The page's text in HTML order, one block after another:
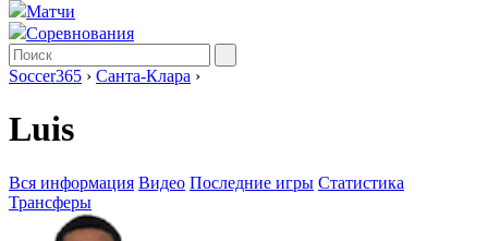
Матчи
Соревнования
Soccer365 › Санта-Клара ›
Luis
Вся информация Видео Последние игры Статистика
Трансферы